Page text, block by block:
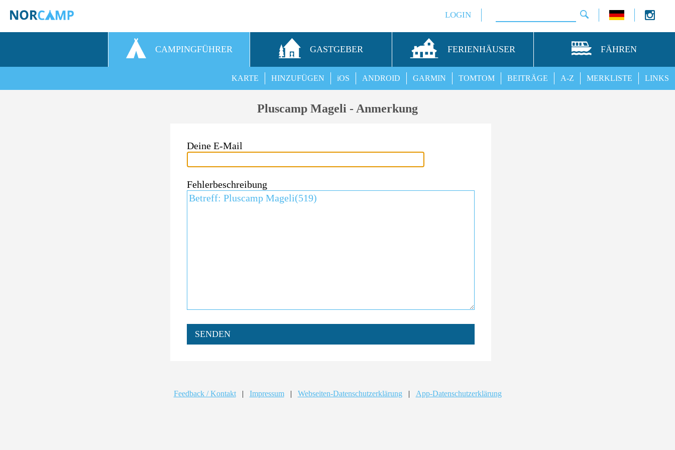
LOGIN
CAMPINGFÜHRER GASTGEBER FERIENHÄUSER FÄHREN
LINKS
MERKLISTE
A-Z
BEITRÄGE
TOMTOM
GARMIN
ANDROID
iOS
HINZUFÜGEN
KARTE
Pluscamp Mageli - Anmerkung
Deine E-Mail
Fehlerbeschreibung
SENDEN
Feedback / Kontakt | Impressum | Webseiten-Datenschutzerklärung | App-Datenschutzerklärung